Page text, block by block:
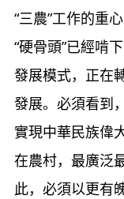
“三農”工作的重
“硬骨頭”已經啃
發展模式，正在
發展。必須看到
實現中華民族偉
在農村，最廣泛
此，必須以更有